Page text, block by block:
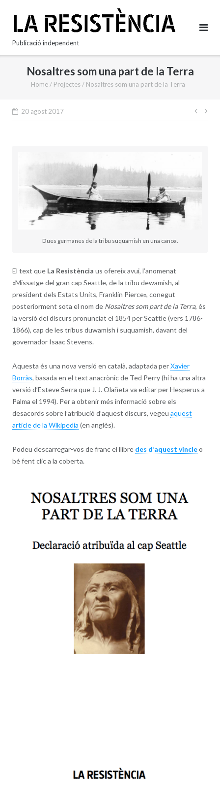
content
Publicació independent
Nosaltres som una part de la Terra
Home/ Projectes/ Nosaltres som una part de la Terra
20 agost 2017
Dues germanes de la tribu suquamish en una canoa.
El text que La Resistència us ofereix avui, l’anomenat
«Missatge del gran cap Seattle, de la tribu dewamish, al
president dels Estats Units, Franklin Pierce», conegut
posteriorment sota el nom de Nosaltres som part de la Terra, és
la versió del discurs pronunciat el 1854 per Seattle (vers 1786-
1866), cap de les tribus duwamish i suquamish, davant del
governador Isaac Stevens.
Aquesta és una nova versió en català, adaptada perXavier
Borràs, basada en el text anacrònic de Ted Perry (hi ha una altra
versió d’Esteve Serra que J. J. Olañeta va editar per Hesperus a
Palma el 1994). Per a obtenir més informació sobre els
desacords sobre l’atribució d’aquest discurs, vegeu aquest
article de la Wikipedia (en anglès).
Podeu descarregar-vos de franc el llibre des d’aquest vincleo
bé fent clic a la coberta.